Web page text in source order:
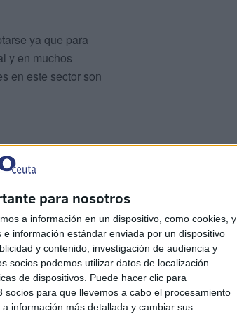
para nosotros
a información en un dispositivo, como cookies, y
información estándar enviada por un dispositivo
y contenido, investigación de audiencia y
socios podemos utilizar datos de localización
de dispositivos. Puede hacer clic para
para que llevemos a cabo el procesamiento
información más detallada y cambiar sus
ya que para
y en muchos
en este sector son
realizará